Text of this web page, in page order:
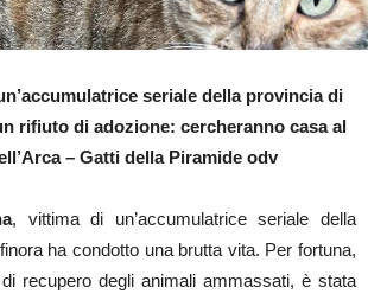
seriale della provincia di
rifiuto di adozione: cercheranno casa al
– Gatti della Piramide odv
, vittima di un’accumulatrice seriale della
ha condotto una brutta vita. Per fortuna,
recupero degli animali ammassati, è stata